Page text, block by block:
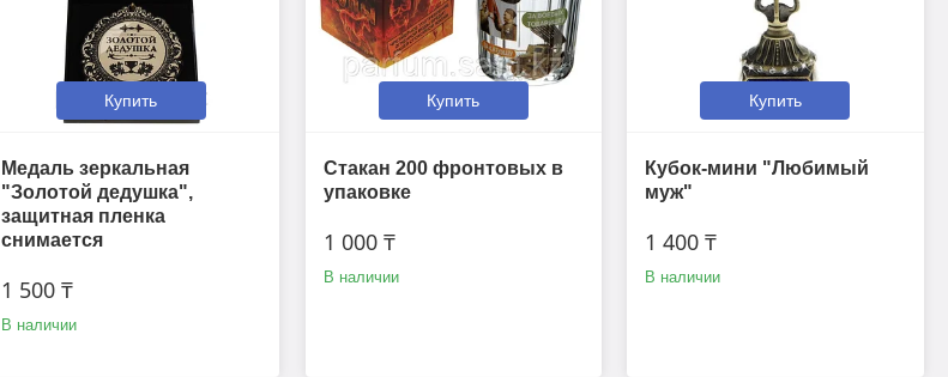
Купить
Медаль зеркальная
"Золотой дедушка",
защитная пленка
снимается
1 500 ₸
В наличии
Купить
Стакан 200 фронтовых в
упаковке
1 000 ₸
В наличии
Купить
Кубок-мини "Любимый
муж"
1 400 ₸
В наличии